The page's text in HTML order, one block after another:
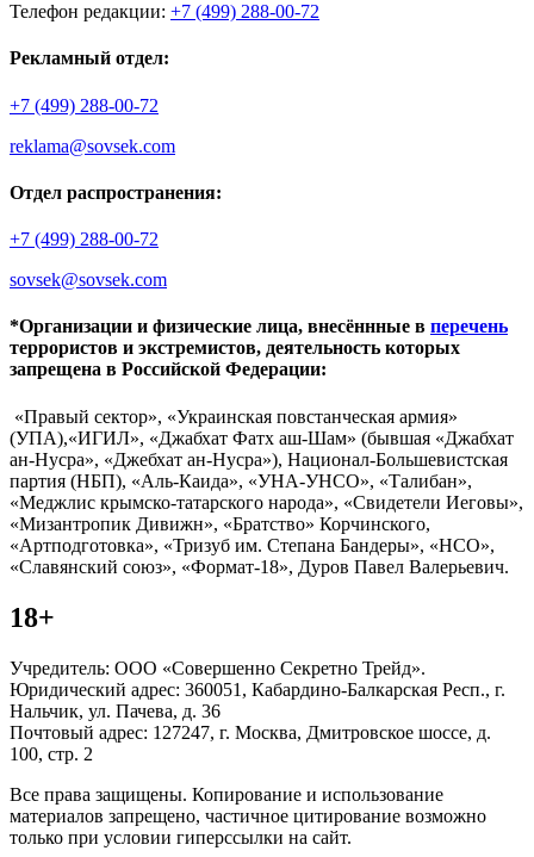
Телефон редакции: +7 (499) 288-00-72
Рекламный отдел:
+7 (499) 288-00-72
reklama@sovsek.com
Отдел распространения:
+7 (499) 288-00-72
sovsek@sovsek.com
*Организации и физические лица, внесённные в перечень
террористов и экстремистов, деятельность которых
запрещена в Российской Федерации:
«Правый сектор», «Украинская повстанческая армия»
(УПА),«ИГИЛ», «Джабхат Фатх аш-Шам» (бывшая «Джабхат
ан-Нусра», «Джебхат ан-Нусра»), Национал-Большевистская
партия (НБП), «Аль-Каида», «УНА-УНСО», «Талибан»,
«Меджлис крымско-татарского народа», «Свидетели Иеговы»,
«Мизантропик Дивижн», «Братство» Корчинского,
«Артподготовка», «Тризуб им. Степана Бандеры», «НСО»,
«Славянский союз», «Формат-18», Дуров Павел Валерьевич.
18+
Учредитель: ООО «Совершенно Секретно Трейд».
Юридический адрес: 360051, Кабардино-Балкарская Респ., г.
Нальчик, ул. Пачева, д. 36
Почтовый адрес: 127247, г. Москва, Дмитровское шоссе, д.
100, стр. 2
Все права защищены. Копирование и использование
материалов запрещено, частичное цитирование возможно
только при условии гиперссылки на сайт.